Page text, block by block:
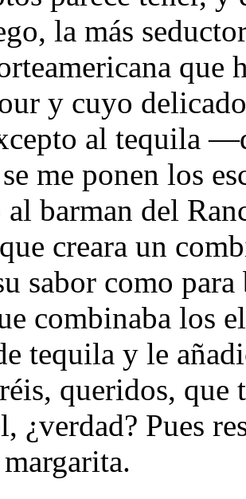
la más
que
y cuyo
al tequila
me ponen los
barman del
creara un
sabor como
combinaba los
tequila y le
queridos, que
¿verdad? Pues